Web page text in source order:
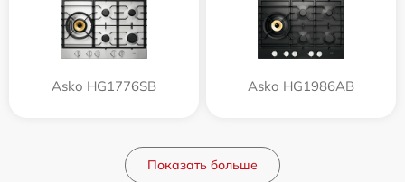
Asko HG1776SB Asko HG1986AB
Показать больше